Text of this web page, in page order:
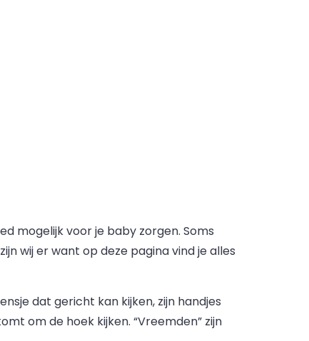
mogelijk voor je baby zorgen. Soms
wij er want op deze pagina vind je alles
dat gericht kan kijken, zijn handjes
om de hoek kijken. “Vreemden” zijn